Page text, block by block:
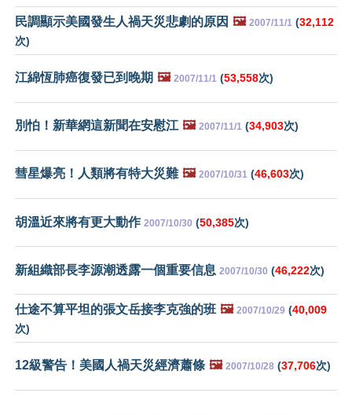
民調顯示美國發生人禍天災悲劇的原因 🖼️ 2007/11/1 (32,112
次)
江綿恆肺癌復發已到晚期 🖼️ 2007/11/1 (53,558次)
別怕！新華網這新聞在安慰江 🖼️ 2007/11/1 (34,903次)
彗星爆亮！人類將有特大災難 🖼️ 2007/10/31 (46,603次)
胡溫近來將有更大動作 2007/10/30 (50,385次)
新組織部長李源潮透露一個重要信息 2007/10/30 (46,222次)
仕途不算平坦的張文岳接李克強的班 🖼️ 2007/10/29 (40,009
次)
12級警告！美國人禍天災經濟蕭條 🖼️ 2007/10/28 (37,706次)